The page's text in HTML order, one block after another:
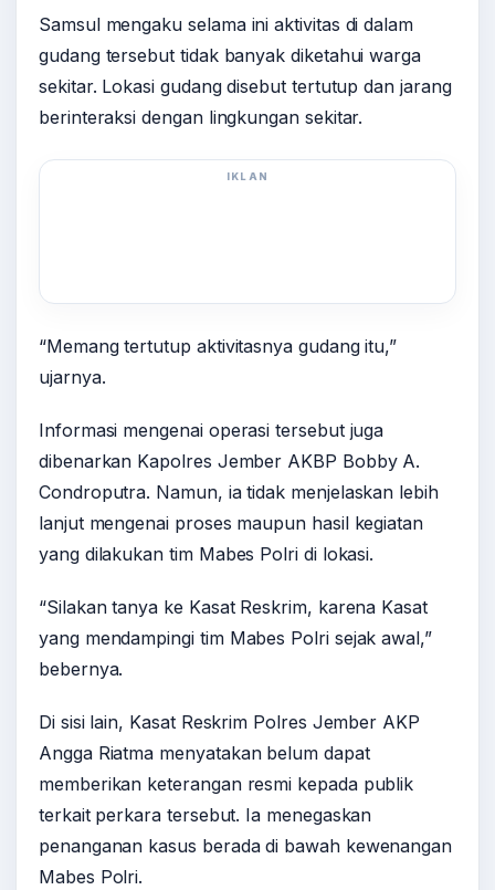
Samsul mengaku selama ini aktivitas di dalam
gudang tersebut tidak banyak diketahui warga
sekitar. Lokasi gudang disebut tertutup dan jarang
berinteraksi dengan lingkungan sekitar.
IKLAN
“Memang tertutup aktivitasnya gudang itu,”
ujarnya.
Informasi mengenai operasi tersebut juga
dibenarkan Kapolres Jember AKBP Bobby A.
Condroputra. Namun, ia tidak menjelaskan lebih
lanjut mengenai proses maupun hasil kegiatan
yang dilakukan tim Mabes Polri di lokasi.
“Silakan tanya ke Kasat Reskrim, karena Kasat
yang mendampingi tim Mabes Polri sejak awal,”
bebernya.
Di sisi lain, Kasat Reskrim Polres Jember AKP
Angga Riatma menyatakan belum dapat
memberikan keterangan resmi kepada publik
terkait perkara tersebut. Ia menegaskan
penanganan kasus berada di bawah kewenangan
Mabes Polri.